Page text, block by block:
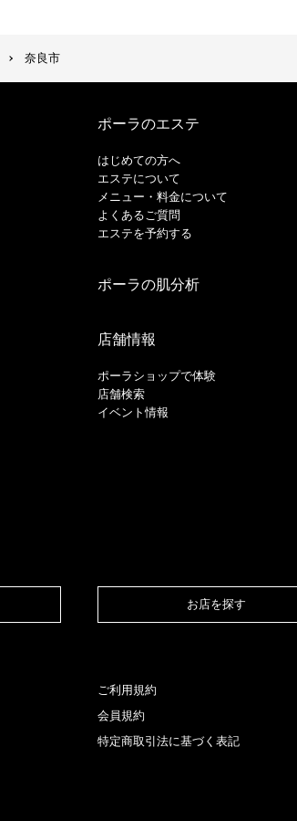
奈良市
ポーラのエステ
はじめての方へ
エステについて
メニュー・料金について
よくあるご質問
エステを予約する
ポーラの肌分析
店舗情報
ポーラショップで体験
店舗検索
イベント情報
お店を探す​
ご利用規約
会員規約
特定商取引法に基づく表記